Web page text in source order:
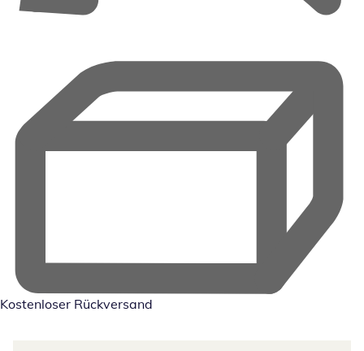
Kostenloser Rückversand